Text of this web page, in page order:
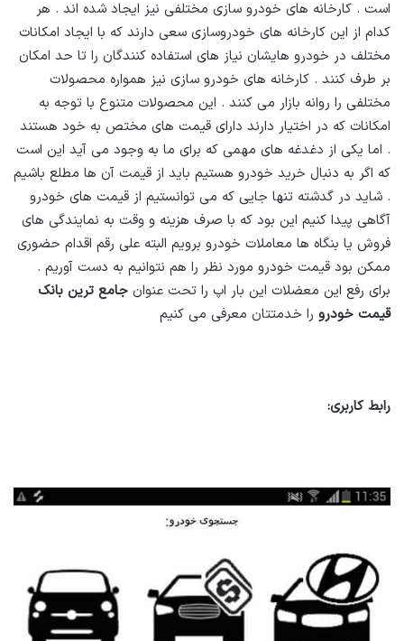
است . کارخانه های خودرو سازی مختلفی نیز ایجاد شده اند . هر
کدام از این کارخانه های خودروسازی سعی دارند که با ایجاد امکانات
مختلف در خودرو هایشان نیاز های استفاده کنندگان را تا حد امکان
بر طرف کنند . کارخانه های خودرو سازی نیز همواره محصولات
مختلفی را روانه بازار می کنند . این محصولات متنوع با توجه به
امکانات که در اختیار دارند دارای قیمت های مختص به خود هستند
. اما یکی از دغدغه های مهمی که برای ما به وجود می آید این است
که اگر به دنبال خرید خودرو هستیم باید از قیمت آن ها مطلع باشیم
. شاید در گدشته تنها جایی که می توانستیم از قیمت های خودرو
آگاهی پیدا کنیم این بود که با صرف هزینه و وقت به نمایندگی های
فروش یا بنگاه ها معاملات خودرو برویم البته علی رقم اقدام حضوری
ممکن بود قیمت خودرو مورد نظر را هم نتوانیم به دست آوریم .
برای رفع این معضلات این بار اپ را تحت عنوان جامع ترین بانک
قیمت خودرو را خدمتتان معرفی می کنیم
رابط کاربری: